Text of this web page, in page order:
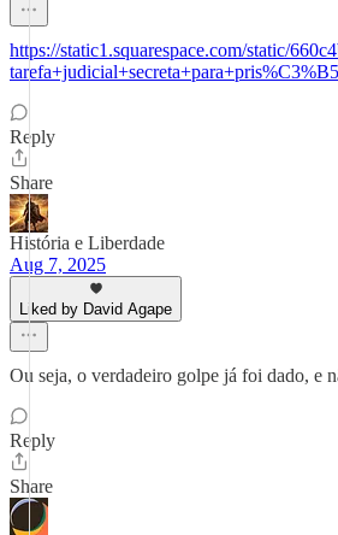
https://static1.squarespace.com/static/
Reply
Share
História e Liberdade
Aug 7, 2025
Liked by David Agape
Ou seja, o verdadeiro golpe já foi dado, e
Reply
Share